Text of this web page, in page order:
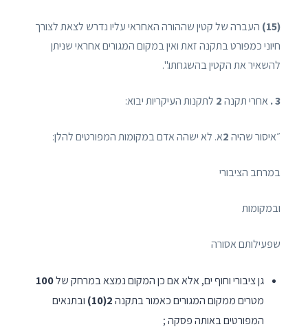
(15)
העברה של קטין שההורה האחראי עליו נדרש לצאת לצורך
חיוני כמפורט בתקנה זאת ואין במקום המגורים אחראי שניתן
להשאיר את הקטין בהשגחתו.".
3 . אחרי תקנה2 לתקנות העיקריות יבוא:
״איסור שהיה2א. לא ישהה אדם במקומות המפורטים להלן:
במרחב הציבורי
ובמקומות
שפעילותם אסורה
גן ציבורי וחוף ים, אלא אם כן המקום נמצא במרחק של100
מטרים ממקום המגורים כאמור בתקנה2(10)
ובתנאים
המפורטים באותה פסקה ;